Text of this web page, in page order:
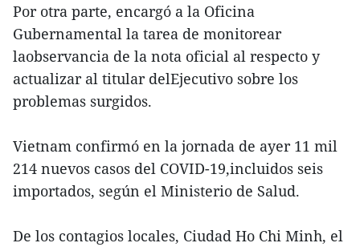
Por otra parte, encargó a la Oficina
Gubernamental la tarea de monitorear
laobservancia de la nota oficial al respecto y
actualizar al titular delEjecutivo sobre los
problemas surgidos.
Vietnam confirmó en la jornada de ayer 11 mil
214 nuevos casos del COVID-19,incluidos seis
importados, según el Ministerio de Salud.
De los contagios locales, Ciudad Ho Chi Minh, el